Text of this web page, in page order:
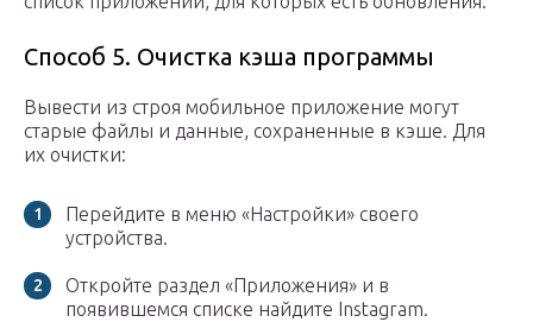
Способ 5. Очистка кэша программы
Вывести из строя мобильное приложение могут
старые файлы и данные, сохраненные в кэше. Для
их очистки:
Перейдите в меню «Настройки» своего
устройства.
Откройте раздел «Приложения» и в
появившемся списке найдите Instagram.